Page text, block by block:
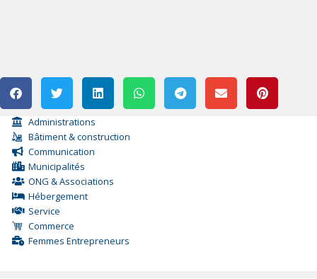
Administrations
Bâtiment & construction
Communication
Municipalités
ONG & Associations
Hébergement
Service
Commerce
Femmes Entrepreneurs